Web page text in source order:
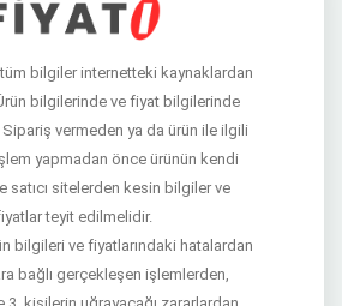
bilgiler internetteki kaynaklardan
bilgilerinde ve fiyat bilgilerinde
vermeden ya da ürün ile ilgili
yapmadan önce ürünün kendi
satıcı sitelerden kesin bilgiler ve
teyit edilmelidir.
bilgileri ve fiyatlarındaki hatalardan
bağlı gerçekleşen işlemlerden,